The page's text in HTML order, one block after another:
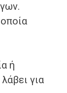
ή
για